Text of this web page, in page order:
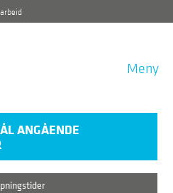
Meny
ANGÅENDE